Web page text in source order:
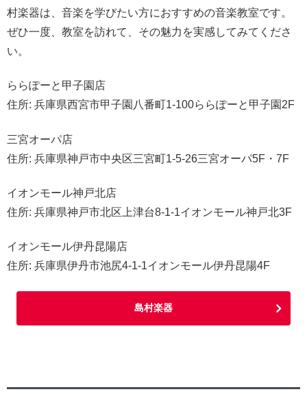
村楽器は、音楽を学びたい方におすすめの音楽教室です。
ぜひ一度、教室を訪れて、その魅力を実感してみてくださ
い。
ららぽーと甲子園店
住所: 兵庫県西宮市甲子園八番町1-100ららぽーと甲子園2F
三宮オーパ店
住所: 兵庫県神戸市中央区三宮町1-5-26三宮オーパ5F・7F
イオンモール神戸北店
住所: 兵庫県神戸市北区上津台8-1-1イオンモール神戸北3F
イオンモール伊丹昆陽店
住所: 兵庫県伊丹市池尻4-1-1イオンモール伊丹昆陽4F
島村楽器